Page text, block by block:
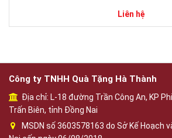
Liên hệ
Công ty TNHH Quà Tặng Hà Thành
Địa chỉ: L-18 đường Trần Công An, KP
Trấn Biên, tỉnh Đồng Nai
MSDN số 3603578163 do Sở Kế Hoạch